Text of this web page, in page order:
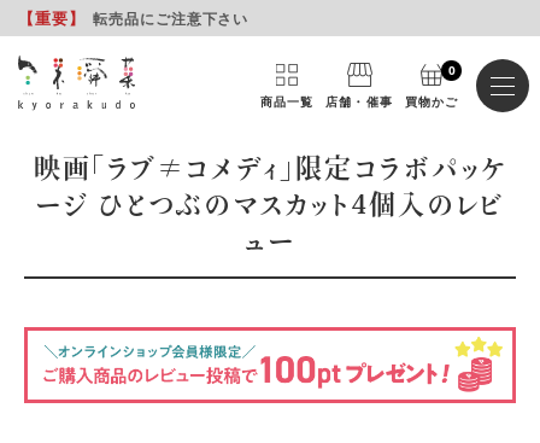
【重要】 転売品にご注意下さい
商品一覧 店舗・催事 買物かご
0
映画「ラブ≠コメディ」限定コラボパッケ
ージ ひとつぶのマスカット4個入のレビ
ュー